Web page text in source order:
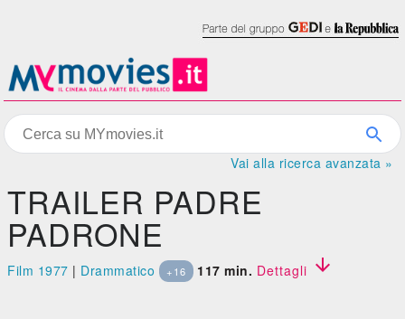
Vai alla ricerca avanzata »
TRAILER PADRE
PADRONE
Film 1977 | Drammatico +16 117 min. Dettagli 